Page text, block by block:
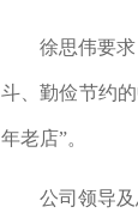
徐思伟要
斗、勤俭节约
年老店”。
公司领导